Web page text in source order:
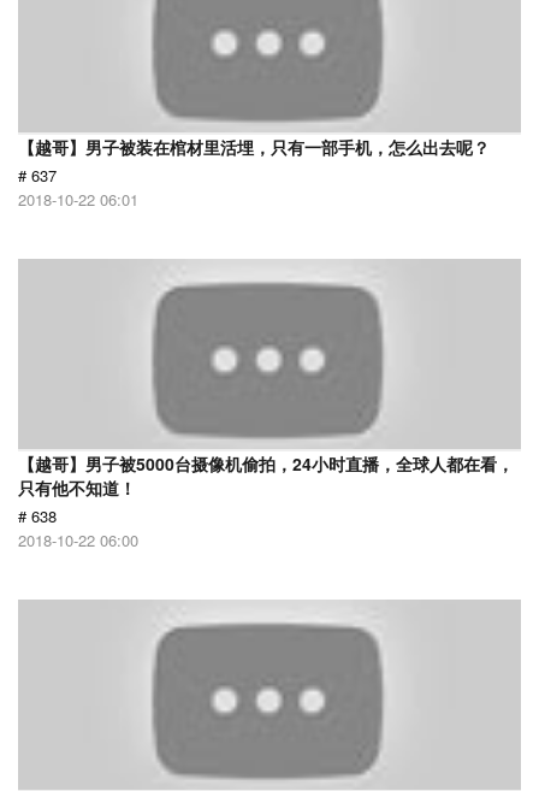
【越哥】男子被装在棺材里活埋，只有一部手机，怎么出去呢？
# 637
2018-10-22 06:01
【越哥】男子被5000台摄像机偷拍，24小时直播，全球人都在看，
只有他不知道！
# 638
2018-10-22 06:00